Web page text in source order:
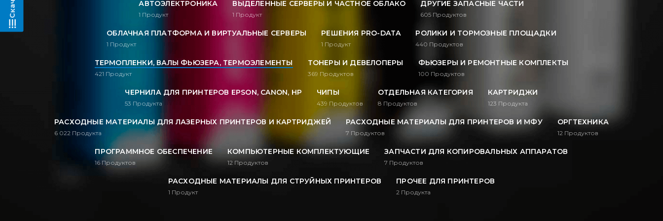
АВТОЭЛЕКТРОНИКА
1 Продукт
ВЫДЕЛЕННЫЕ СЕРВЕРЫ И ЧАСТНОЕ ОБЛАКО
1 Продукт
ДРУГИЕ ЗАПАСНЫЕ ЧАСТИ
605 Продуктов
ОБЛАЧНАЯ ПЛАТФОРМА И ВИРТУАЛЬНЫЕ СЕРВЕРЫ
1 Продукт
РЕШЕНИЯ PRO-DATA
1 Продукт
РОЛИКИ И ТОРМОЗНЫЕ ПЛОЩАДКИ
440 Продуктов
ТЕРМОПЛЕНКИ, ВАЛЫ ФЬЮЗЕРА, ТЕРМОЭЛЕМЕНТЫ
421 Продукт
ТОНЕРЫ И ДЕВЕЛОПЕРЫ
369 Продуктов
ФЬЮЗЕРЫ И РЕМОНТНЫЕ КОМПЛЕКТЫ
100 Продуктов
ЧЕРНИЛА ДЛЯ ПРИНТЕРОВ EPSON, CANON, HP
53 Продукта
ЧИПЫ
439 Продуктов
ОТДЕЛЬНАЯ КАТЕГОРИЯ
8 Продуктов
КАРТРИДЖИ
123 Продукта
РАСХОДНЫЕ МАТЕРИАЛЫ ДЛЯ ЛАЗЕРНЫХ ПРИНТЕРОВ И КАРТРИДЖЕЙ
6 022 Продукта
РАСХОДНЫЕ МАТЕРИАЛЫ ДЛЯ ПРИНТЕРОВ И МФУ
7 Продуктов
ОРГТЕХНИКА
12 Продуктов
ПРОГРАММНОЕ ОБЕСПЕЧЕНИЕ
16 Продуктов
КОМПЬЮТЕРНЫЕ КОМПЛЕКТУЮЩИЕ
12 Продуктов
ЗАПЧАСТИ ДЛЯ КОПИРОВАЛЬНЫХ АППАРАТОВ
7 Продуктов
РАСХОДНЫЕ МАТЕРИАЛЫ ДЛЯ СТРУЙНЫХ ПРИНТЕРОВ
1 Продукт
ПРОЧЕЕ ДЛЯ ПРИНТЕРОВ
2 Продукта